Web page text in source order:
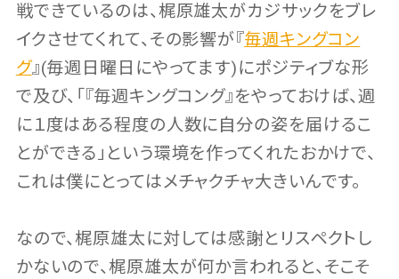
戦できているのは、梶原雄太がカジサックをブレ
イクさせてくれて、その影響が『毎週キングコン
グ』(毎週日曜日にやってます)にポジティブな形
で及び、「『毎週キングコング』をやっておけば、週
に１度はある程度の人数に自分の姿を届けるこ
とができる」という環境を作ってくれたおかけで、
これは僕にとってはメチャクチャ大きいんです。
なので、梶原雄太に対しては感謝とリスペクトし
かないので、梶原雄太が何か言われると、そこそ